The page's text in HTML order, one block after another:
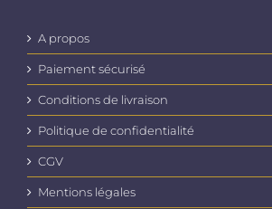
A propos
Paiement sécurisé
Conditions de livraison
Politique de confidentialité
CGV
Mentions légales